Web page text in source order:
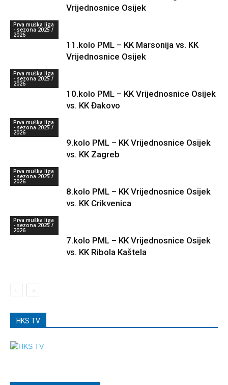
Vrijednosnice Osijek
Prva muška liga
- sezona 2025 /
2026
11.kolo PML – KK Marsonija vs. KK
Vrijednosnice Osijek
Prva muška liga
- sezona 2025 /
2026
10.kolo PML – KK Vrijednosnice Osijek
vs. KK Đakovo
Prva muška liga
- sezona 2025 /
2026
9.kolo PML – KK Vrijednosnice Osijek
vs. KK Zagreb
Prva muška liga
- sezona 2025 /
2026
8.kolo PML – KK Vrijednosnice Osijek
vs. KK Crikvenica
Prva muška liga
- sezona 2025 /
2026
7.kolo PML – KK Vrijednosnice Osijek
vs. KK Ribola Kaštela
HKS TV